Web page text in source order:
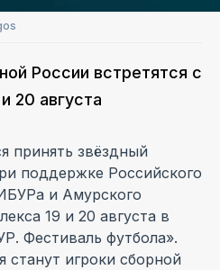
России встретятся с
20 августа
принять звёздный
поддержке Российского
и Амурского
19 и 20 августа в
Фестиваль футбола».
станут игроки сборной